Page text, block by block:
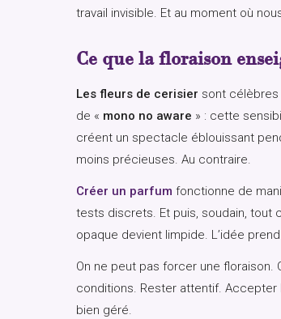
travail invisible. Et au moment où
Ce que la floraison
Les fleurs de cerisier sont
de « mono no aware » : cette
créent un spectacle éblouissant
moins précieuses. Au contraire.
Créer un parfum fonctionne de
tests discrets. Et puis, soudain, tout
opaque devient limpide. L’idée
On ne peut pas forcer une
conditions. Rester attentif.
bien géré.